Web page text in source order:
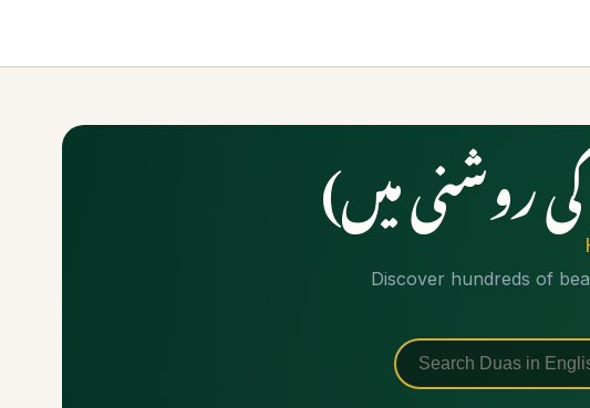
روشنی میں)
Discover hundreds of